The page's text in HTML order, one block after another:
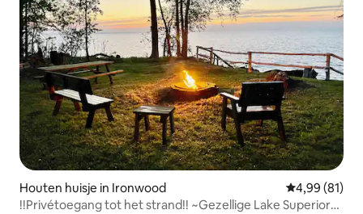
Houten huisje in Ironwood Gemiddelde
4,99 (81)
!!Privétoegang tot het strand!! ~Gezellige Lake Superior